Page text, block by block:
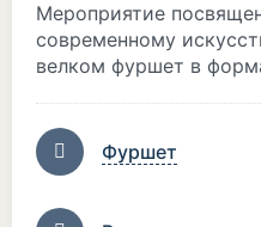
Мероприятие
современному
велком фуршет в
Фуршет